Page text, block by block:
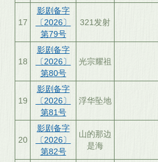
17
影剧备字
〔2026〕
第79号
321发射
18
影剧备字
〔2026〕
第80号
光宗耀祖
19
影剧备字
〔2026〕
第81号
浮华坠地
20
影剧备字
〔2026〕
第82号
山的那边
是海